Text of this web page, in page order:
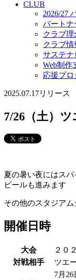
CLUB
2026/27
パートナ
クラブ理
クラブ情
サステナ
Web制作
応援プロ
2025.07.17リリース
7/26（土）
夏の暑い夜にはス
ビールも進みます
その他のスタジア
開催日時
大会
２０
対戦相手
ツエ
7月26